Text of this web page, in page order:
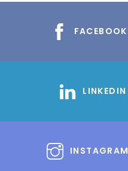
FACEBOOK
LINKEDIN
INSTAGRAM